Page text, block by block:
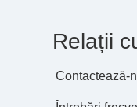
Relații
Contactează-